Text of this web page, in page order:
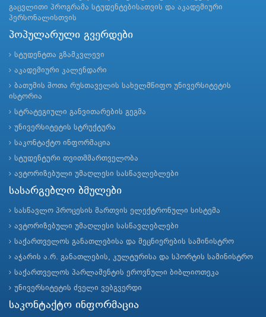
გაცვლითი პროგრამა სტუდენტებისათვის და აკადემიური
პერსონალისთვის
პოპულარული გვერდები
სტუდენტთა გზამკვლევი
აკადემიური კალენდარი
ბათუმის შოთა რუსთაველის სახელმწიფო უნივერსიტეტის
ისტორია
სტრატეგიული განვითარების გეგმა
უნივერსიტეტის სტრუქტურა
საკონტაქტო ინფორმაცია
სტუდენტური თვითმმართველობა
ავტორიზებული უმაღლესი სასწავლებლები
სასარგებლო ბმულები
სასწავლო პროცესის მართვის ელექტრონული სისტემა
ავტორიზებული უმაღლესი სასწავლებლები
საქართველოს განათლებისა და მეცნიერების სამინისტრო
აჭარის ა.რ. განათლების, კულტურისა და სპორტის სამინისტრო
საქართველოს პარლამენტის ეროვნული ბიბლიოთეკა
უნივერსიტეტის ძველი ვებგვერდი
საკონტაქტო ინფორმაცია